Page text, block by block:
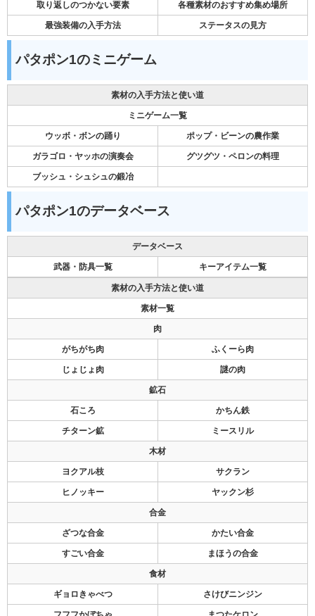
取り返しのつかない要素 各種素材のおすすめ集め場所
最強装備の入手方法 ステータスの見方
パタポン1のミニゲーム
素材の入手方法と使い道
ミニゲーム一覧
ウッボ・ボンの踊り ポップ・ビーンの農作業
ガラゴロ・ヤッホの演奏会 グツグツ・ペロンの料理
ブッシュ・シュシュの鍛冶
パタポン1のデータベース
データベース
武器・防具一覧 キーアイテム一覧
素材の入手方法と使い道
素材一覧
肉
がちがち肉 ふくーら肉
じょじょ肉 謎の肉
鉱石
石ころ かちん鉄
チターン鉱 ミースリル
木材
ヨクアル枝 サクラン
ヒノッキー ヤックン杉
合金
ざつな合金 かたい合金
すごい合金 まほうの合金
食材
ギョロきゃべつ さけびニンジン
フフフかぼちゃ まつたケロン